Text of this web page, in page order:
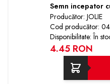
Semn incepator
Producător: JOLIE
Cod producător:
Disponibilitate: În
4.45 RON